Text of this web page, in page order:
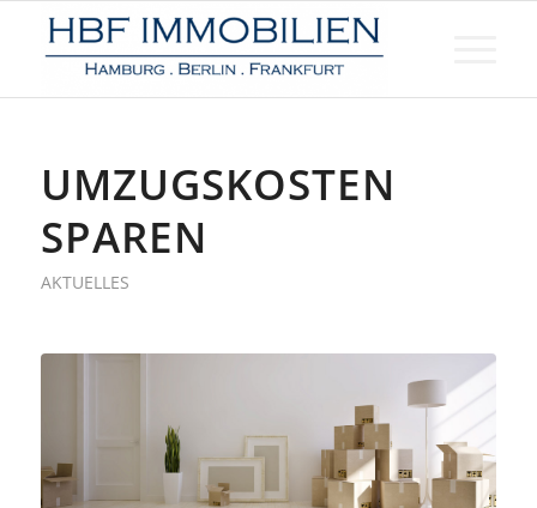
UMZUGSKOSTEN
SPAREN
AKTUELLES